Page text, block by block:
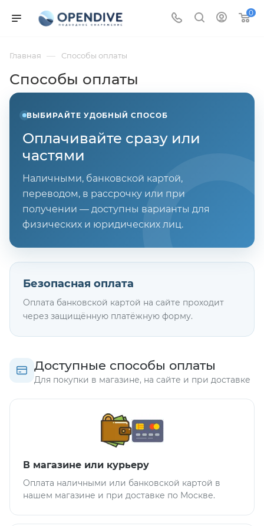
0
Главная — Способы оплаты
Способы оплаты
ВЫБИРАЙТЕ УДОБНЫЙ СПОСОБ
Оплачивайте сразу или
частями
Наличными, банковской картой,
переводом, в рассрочку или при
получении — доступны варианты для
физических и юридических лиц.
Безопасная оплата
Оплата банковской картой на сайте проходит
через защищённую платёжную форму.
Доступные способы оплаты
Для покупки в магазине, на сайте и при доставке
В магазине или курьеру
Оплата наличными или банковской картой в
нашем магазине и при доставке по Москве.